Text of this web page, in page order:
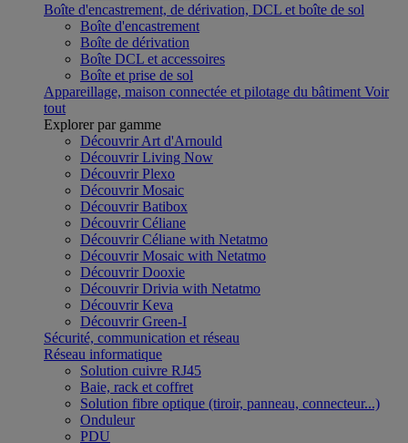
Boîte d'encastrement, de dérivation, DCL et boîte de sol
Boîte d'encastrement
Boîte de dérivation
Boîte DCL et accessoires
Boîte et prise de sol
Appareillage, maison connectée et pilotage du bâtiment Voir
tout
Explorer par gamme
Découvrir Art d'Arnould
Découvrir Living Now
Découvrir Plexo
Découvrir Mosaic
Découvrir Batibox
Découvrir Céliane
Découvrir Céliane with Netatmo
Découvrir Mosaic with Netatmo
Découvrir Dooxie
Découvrir Drivia with Netatmo
Découvrir Keva
Découvrir Green-I
Sécurité, communication et réseau
Réseau informatique
Solution cuivre RJ45
Baie, rack et coffret
Solution fibre optique (tiroir, panneau, connecteur...)
Onduleur
PDU